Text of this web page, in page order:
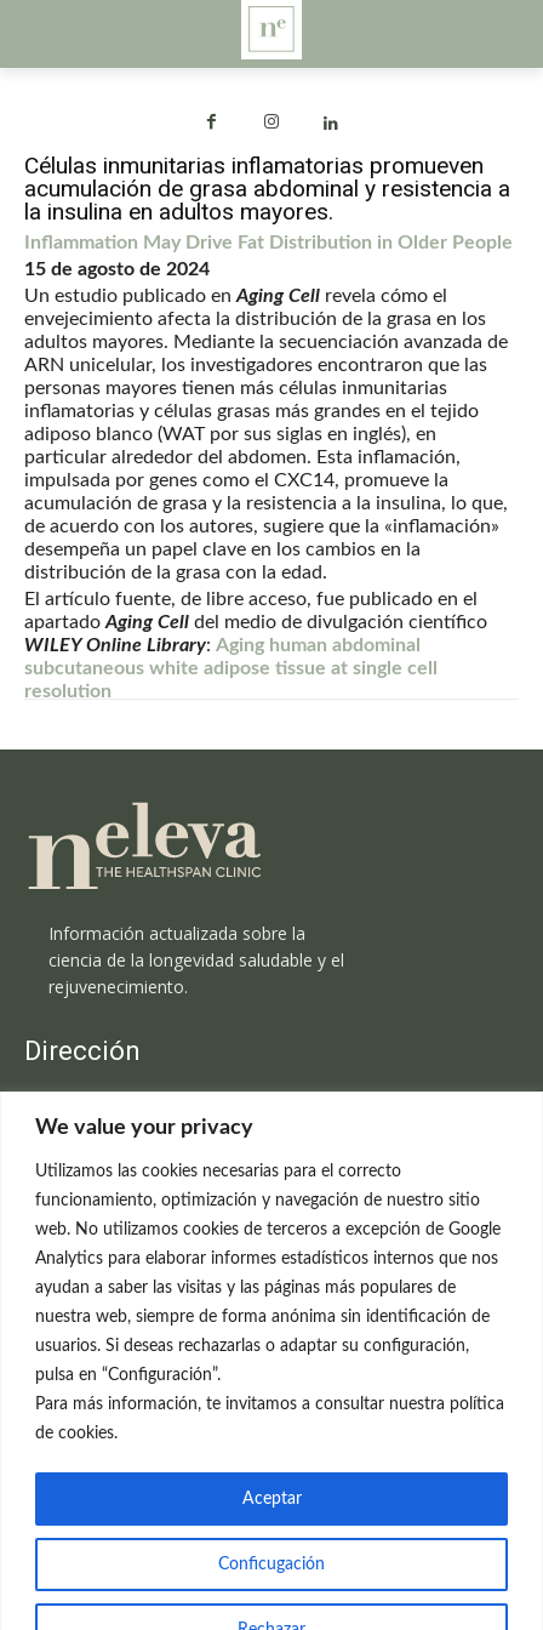
We value your privacy
Utilizamos las cookies necesarias para el correcto
funcionamiento, optimización y navegación de nuestro sitio
web. No utilizamos cookies de terceros a excepción de Google
Analytics para elaborar informes estadísticos internos que nos
ayudan a saber las visitas y las páginas más populares de
nuestra web, siempre de forma anónima sin identificación de
usuarios. Si deseas rechazarlas o adaptar su configuración,
pulsa en “Configuración”.
Para más información, te invitamos a consultar nuestra política
de cookies.
Conficugación
Aceptar
Células inmunitarias inflamatorias promueven
acumulación de grasa abdominal y resistencia a
la insulina en adultos mayores.
Inflammation May Drive Fat Distribution in Older People
15 de agosto de 2024
Un estudio publicado en Aging Cell revela cómo el
envejecimiento afecta la distribución de la grasa en los
adultos mayores. Mediante la secuenciación avanzada de
ARN unicelular, los investigadores encontraron que las
personas mayores tienen más células inmunitarias
inflamatorias y células grasas más grandes en el tejido
adiposo blanco (WAT por sus siglas en inglés), en
particular alrededor del abdomen. Esta inflamación,
impulsada por genes como el CXC14, promueve la
acumulación de grasa y la resistencia a la insulina, lo que,
de acuerdo con los autores, sugiere que la «inflamación»
desempeña un papel clave en los cambios en la
distribución de la grasa con la edad.
El artículo fuente, de libre acceso, fue publicado en el
apartado Aging Cell del medio de divulgación científico
WILEY Online Library: Aging human abdominal
subcutaneous white adipose tissue at single cell
resolution
Información actualizada sobre la
ciencia de la longevidad saludable y el
rejuvenecimiento.
Dirección
C/Claudio Coello, 19 - 1º
699 595 619
rejuvenecimiento@clinicaneleva.com
Información Legal
Política de Privacidad
Política de Cookies
© el Radar del Rejuvenecimiento